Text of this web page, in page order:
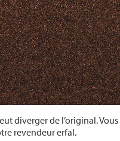
diverger de l’original. Vous
revendeur erfal.